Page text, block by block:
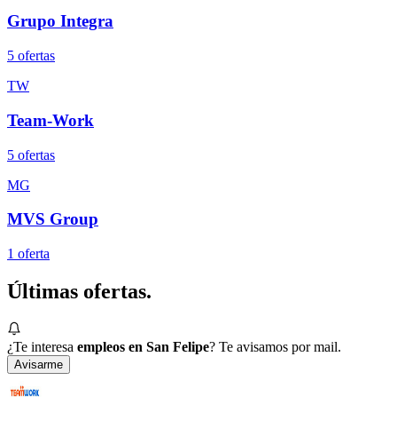
Grupo Integra
5 ofertas
TW
Team-Work
5 ofertas
MG
MVS Group
1 oferta
Últimas ofertas.
¿Te interesa empleos en San Felipe? Te avisamos por mail.
Avisarme